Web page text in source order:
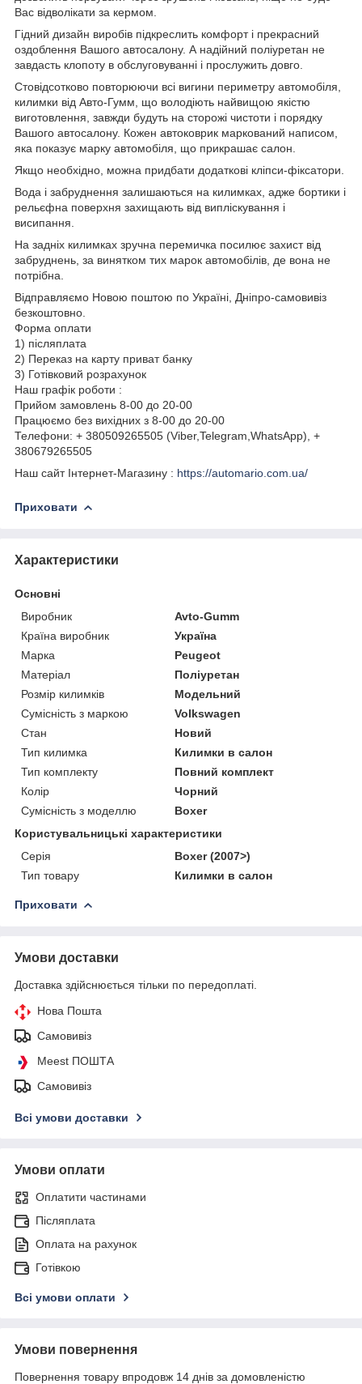
Вас відволікати за кермом.
Гідний дизайн виробів підкреслить комфорт і прекрасний
оздоблення Вашого автосалону. А надійний поліуретан не
завдасть клопоту в обслуговуванні і прослужить довго.
Стовідсотково повторюючи всі вигини периметру автомобіля,
килимки від Авто-Гумм, що володіють найвищою якістю
виготовлення, завжди будуть на сторожі чистоти і порядку
Вашого автосалону. Кожен автоковрик маркований написом,
яка показує марку автомобіля, що прикрашає салон.
Якщо необхідно, можна придбати додаткові кліпси-фіксатори.
Вода і забруднення залишаються на килимках, адже бортики і
рельєфна поверхня захищають від випліскування і
висипання.
На задніх килимках зручна перемичка посилює захист від
забруднень, за винятком тих марок автомобілів, де вона не
потрібна.
Відправляємо Новою поштою по Україні, Дніпро-самовивіз
безкоштовно.
Форма оплати
1) післяплата
2) Переказ на карту приват банку
3) Готівковий розрахунок
Наш графік роботи :
Прийом замовлень 8-00 до 20-00
Працюємо без вихідних з 8-00 до 20-00
Телефони: + 380509265505 (Viber,Telegram,WhatsApp), +
380679265505
Наш сайт Інтернет-Магазину : https://automario.com.ua/
Приховати
Характеристики
Основні
Виробник
Avto-Gumm
Країна виробник
Україна
Марка
Peugeot
Матеріал
Поліуретан
Розмір килимків
Модельний
Сумісність з маркою
Volkswagen
Стан
Новий
Тип килимка
Килимки в салон
Тип комплекту
Повний комплект
Колір
Чорний
Сумісність з моделлю
Boxer
Користувальницькі характеристики
Серія
Boxer (2007>)
Тип товару
Килимки в салон
Приховати
Умови доставки
Доставка здійснюється тільки по передоплаті.
Нова Пошта
Самовивіз
Meest ПОШТА
Самовивіз
Всі умови доставки
Умови оплати
Оплатити частинами
Післяплата
Оплата на рахунок
Готівкою
Всі умови оплати
Умови повернення
Повернення товару впродовж 14 днів за домовленістю